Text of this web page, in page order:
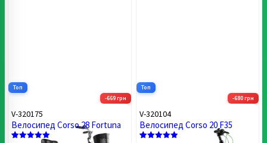
Топ
-669 грн
V-320175
Велосипед Corso 28 Fortuna
Топ
-680 грн
V-320104
Велосипед Corso 20 F35